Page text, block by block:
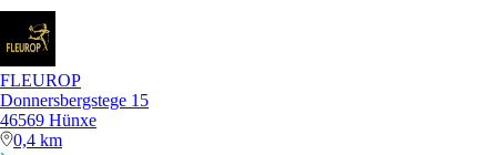
FLEUROP
Donnersbergstege 15
46569 Hünxe
0,4 km